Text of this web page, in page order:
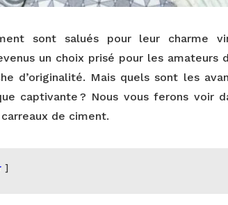
sont salués pour leur charme
un choix prisé pour les amateurs
d’originalité. Mais quels sont les
captivante ? Nous vous ferons voir
de ciment.